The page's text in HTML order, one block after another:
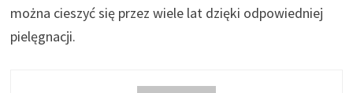
można cieszyć się przez wiele lat dzięki odpowiedniej
pielęgnacji.